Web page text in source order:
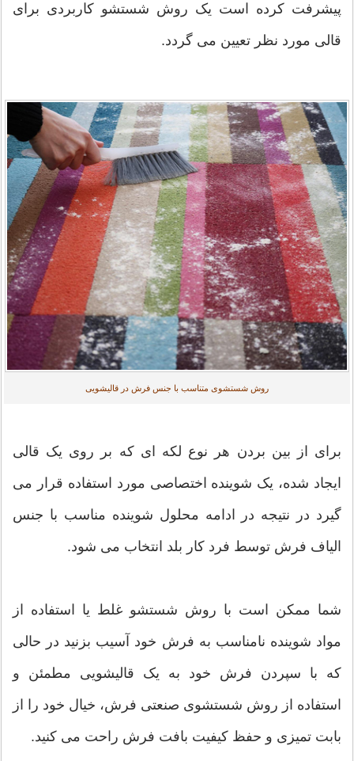
پیشرفت کرده است یک روش شستشو کاربردی برای
قالی مورد نظر تعیین می گردد.
روش شستشوی متناسب با جنس فرش در قالیشویی
برای از بین بردن هر نوع لکه ای که بر روی یک قالی
ایجاد شده، یک شوینده اختصاصی مورد استفاده قرار می
گیرد در نتیجه در ادامه محلول شوینده مناسب با جنس
الیاف فرش توسط فرد کار بلد انتخاب می شود.
شما ممکن است با روش شستشو غلط یا استفاده از
مواد شوینده نامناسب به فرش خود آسیب بزنید در حالی
که با سپردن فرش خود به یک قالیشویی مطمئن و
استفاده از روش شستشوی صنعتی فرش، خیال خود را از
بابت تمیزی و حفظ کیفیت بافت فرش راحت می کنید.